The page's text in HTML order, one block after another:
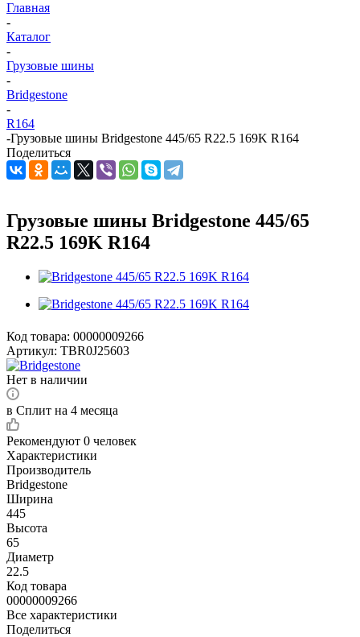
Главная
-
Каталог
-
Грузовые шины
-
Bridgestone
-
R164
-Грузовые шины Bridgestone 445/65 R22.5 169K R164
Поделиться
Грузовые шины Bridgestone 445/65
R22.5 169K R164
Код товара: 00000009266
Артикул: TBR0J25603
Нет в наличии
в Сплит на 4 месяца
Рекомендуют 0 человек
Характеристики
Производитель
Bridgestone
Ширина
445
Высота
65
Диаметр
22.5
Код товара
00000009266
Все характеристики
Поделиться